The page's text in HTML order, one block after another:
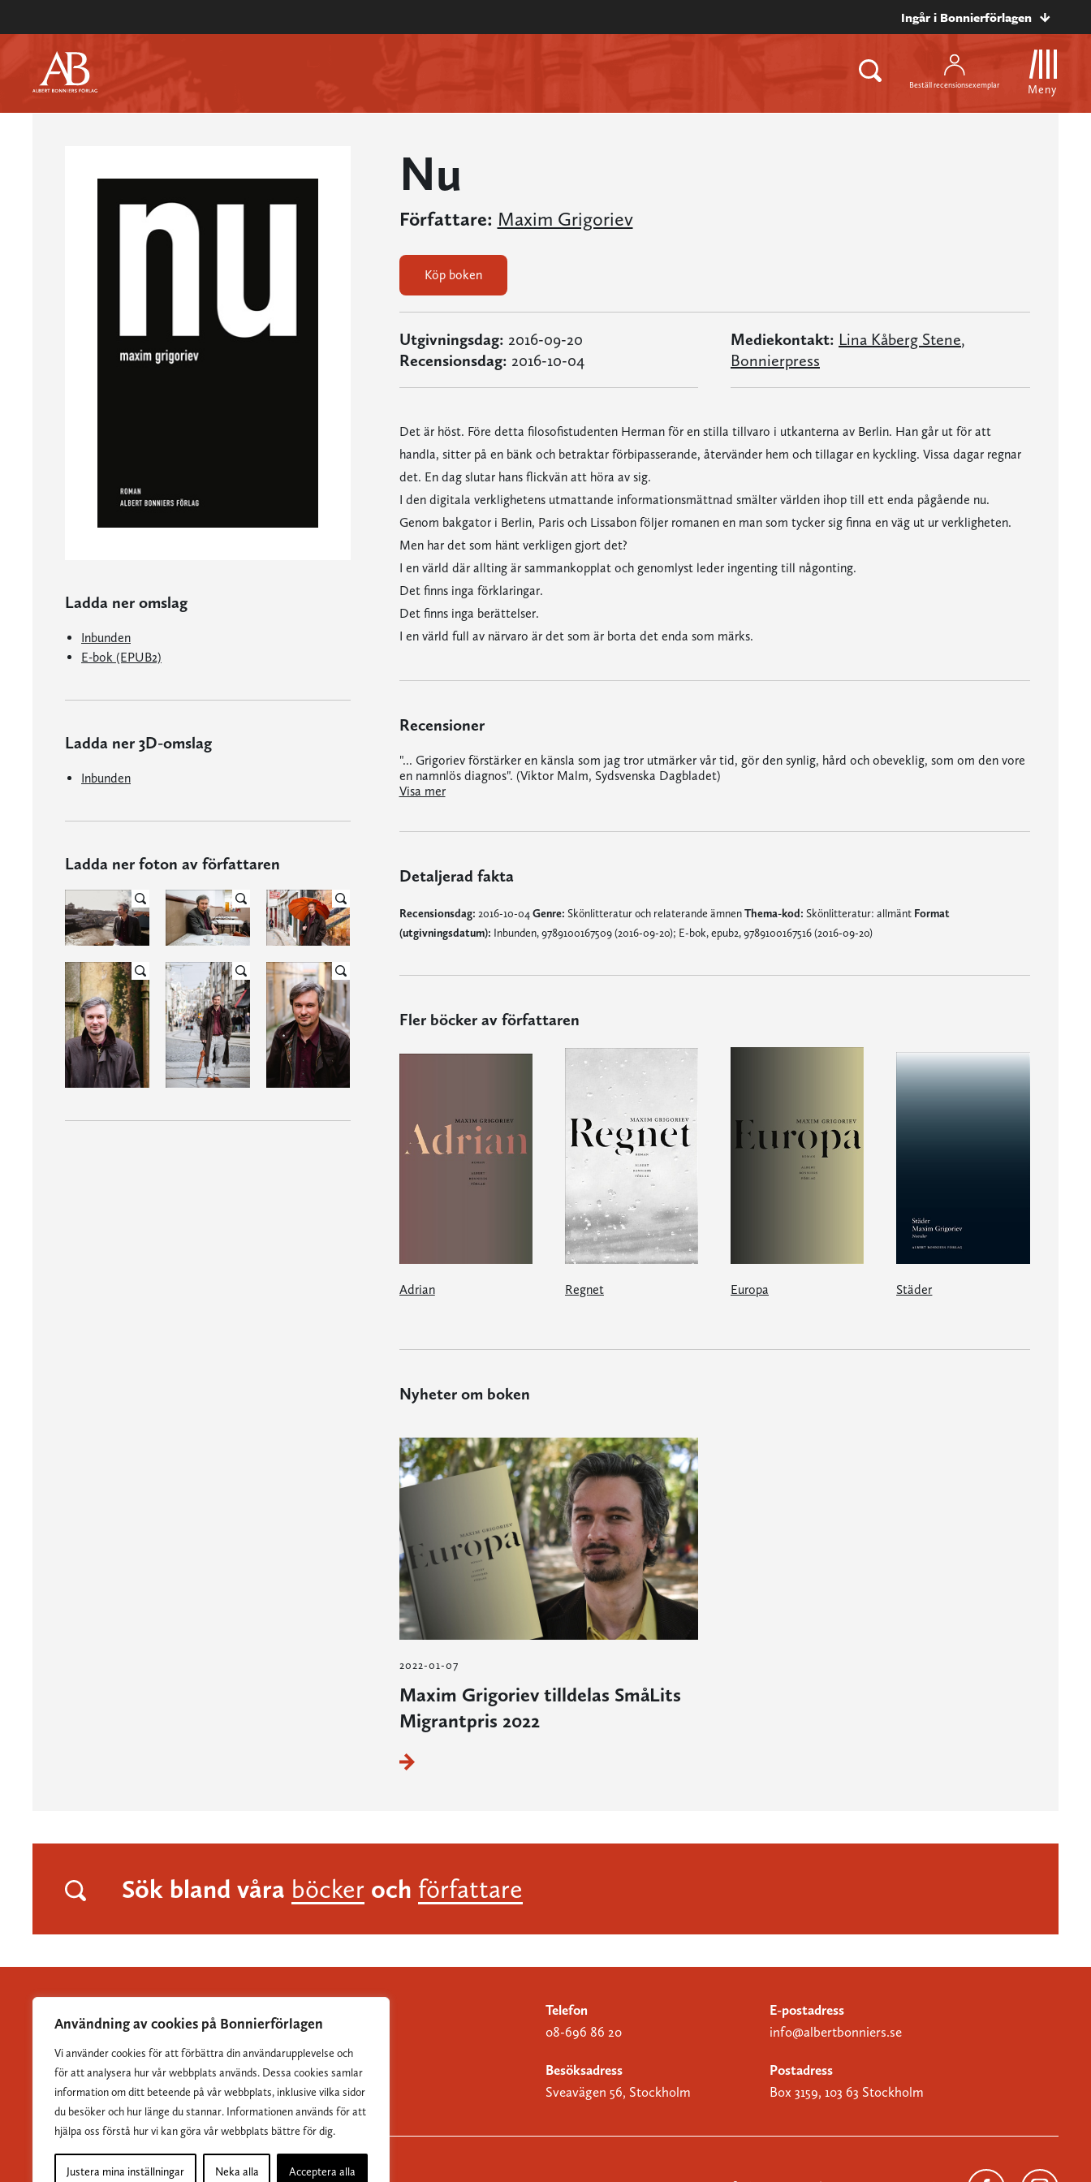
Användning av cookies på Bonnierförlagen
Vi använder cookies för att förbättra din användarupplevelse och
för att analysera hur vår webbplats används. Dessa cookies samlar
information om ditt beteende på vår webbplats, inklusive vilka sidor
du besöker och hur länge du stannar. Informationen används för att
hjälpa oss förstå hur vi kan göra vår webbplats bättre för dig.
Justera mina inställningar Neka alla Acceptera alla
Ingår i Bonnierförlagen
Beställ recensionsexemplar Meny
Ladda ner omslag
Inbunden
E-bok (EPUB2)
Ladda ner 3D-omslag
Inbunden
Ladda ner foton av författaren
Nu
Författare: Maxim Grigoriev
Köp boken
Utgivningsdag: 2016-09-20
Recensionsdag: 2016-10-04
Mediekontakt: Lina Kåberg Stene,
Bonnierpress
Det är höst. Före detta filosofistudenten Herman för en stilla tillvaro i utkanterna av Berlin. Han går ut för att
handla, sitter på en bänk och betraktar förbipasserande, återvänder hem och tillagar en kyckling. Vissa dagar regnar
det. En dag slutar hans flickvän att höra av sig.
I den digitala verklighetens utmattande informationsmättnad smälter världen ihop till ett enda pågående nu.
Genom bakgator i Berlin, Paris och Lissabon följer romanen en man som tycker sig finna en väg ut ur verkligheten.
Men har det som hänt verkligen gjort det?
I en värld där allting är sammankopplat och genomlyst leder ingenting till någonting.
Det finns inga förklaringar.
Det finns inga berättelser.
I en värld full av närvaro är det som är borta det enda som märks.
Recensioner
"... Grigoriev förstärker en känsla som jag tror utmärker vår tid, gör den synlig, hård och obeveklig, som om den vore
en namnlös diagnos". (Viktor Malm, Sydsvenska Dagbladet)
Visa mer
Detaljerad fakta
Recensionsdag: 2016-10-04 Genre: Skönlitteratur och relaterande ämnenThema-kod: Skönlitteratur: allmänt Format
(utgivningsdatum): Inbunden, 9789100167509 (2016-09-20); E-bok, epub2, 9789100167516 (2016-09-20)
Fler böcker av författaren
Adrian Regnet Europa Städer
Nyheter om boken
2022-01-07
Maxim Grigoriev tilldelas SmåLits
Migrantpris 2022
Sök bland våra böcker och författare
Albert Bonniers Förlag grundades 1837 och är Sveriges
största skönlitterära förlag.
Telefon
08-696 86 20
E-postadress
info@albertbonniers.se
Besöksadress
Sveavägen 56, Stockholm
Postadress
Box 3159, 103 63 Stockholm